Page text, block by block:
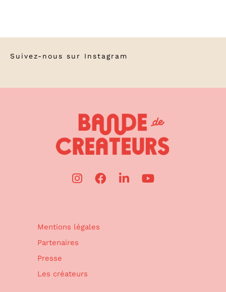
Suivez-nous sur Instagram
Mentions légales
Partenaires
Presse
Les créateurs